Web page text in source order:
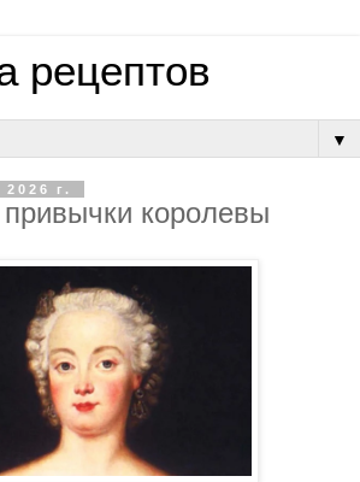
рецептов
▼
г.
кopoлeвы